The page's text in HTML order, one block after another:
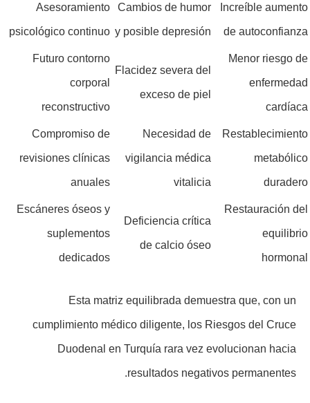
Increíble aumento
de autoconfianza
Cambios de humor
y posible depresión
Asesoramiento
psicológico continuo
Menor riesgo de
enfermedad
cardíaca
Flacidez severa del
exceso de piel
Futuro contorno
corporal
reconstructivo
Restablecimiento
metabólico
duradero
Necesidad de
vigilancia médica
vitalicia
Compromiso de
revisiones clínicas
anuales
Restauración del
equilibrio
hormonal
Deficiencia crítica
de calcio óseo
Escáneres óseos y
suplementos
dedicados
Esta matriz equilibrada demuestra que, con un
cumplimiento médico diligente, los Riesgos del Cruce
Duodenal en Turquía rara vez evolucionan hacia
resultados negativos permanentes.